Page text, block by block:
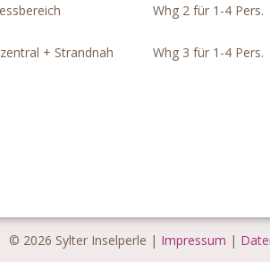
+ Strandnah
Whg 2 für 1-4 Pers.
Whg 3 für 1-4 Pers.
© 2026 Sylter Inselperle | Impressum |